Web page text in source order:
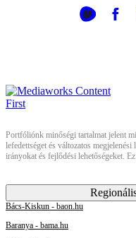
Portfóliónk minőségi tartalmat jelent
lefedettséget és változatos
irányokat és fejlődési lehetőségeket.
Bács-Kiskun - baon.hu
Baranya - bama.hu